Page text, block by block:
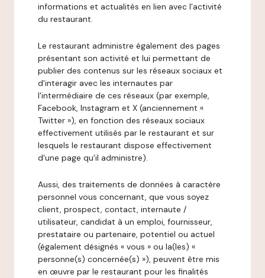
informations et actualités en lien avec l'activité
du restaurant.
Le restaurant administre également des pages
présentant son activité et lui permettant de
publier des contenus sur les réseaux sociaux et
d'interagir avec les internautes par
l'intermédiaire de ces réseaux (par exemple,
Facebook, Instagram et X (anciennement «
Twitter »), en fonction des réseaux sociaux
effectivement utilisés par le restaurant et sur
lesquels le restaurant dispose effectivement
d'une page qu'il administre).
Aussi, des traitements de données à caractère
personnel vous concernant, que vous soyez
client, prospect, contact, internaute /
utilisateur, candidat à un emploi, fournisseur,
prestataire ou partenaire, potentiel ou actuel
(également désignés « vous » ou la(les) «
personne(s) concernée(s) »), peuvent être mis
en œuvre par le restaurant pour les finalités